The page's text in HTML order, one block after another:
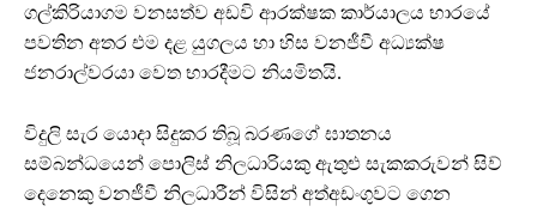
ගල්කිරියාගම වනසත්ව අඩවි ආරක්ෂක කාර්යාලය භාරයේ
පවතින අතර එම දළ යුගලය හා හිස වනජීවී අධ්‍යක්ෂ
ජනරාල්වරයා වෙත භාරදීමට නියමිතයි.
විදුලි සැර යොදා සිදුකර තිබූ බරණගේ ඝාතනය
සම්බන්ධයෙන් පොලිස් නිලධාරියකු ඇතුළු සැකකරුවන් සිව්
දෙනෙකු වනජීවී නිලධාරීන් විසින් අත්අඩංගුවට ගෙන